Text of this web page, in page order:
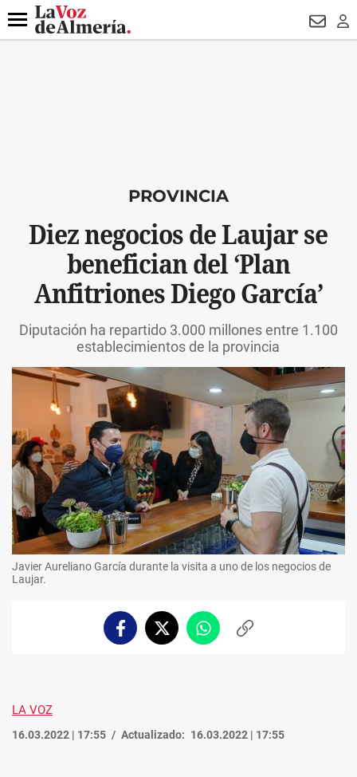
DESTACADO
Menú
PROVINCIA
Diez negocios de Laujar se
benefician del ‘Plan
Anfitriones Diego García’
Diputación ha repartido 3.000 millones entre 1.100
establecimientos de la provincia
Javier Aureliano García durante la visita a uno de los negocios de
Laujar.
FacebookTwitterWhatsappCopiar
LA VOZ
16.03.2022 | 17:55 Actualizado: 16.03.2022 | 17:55